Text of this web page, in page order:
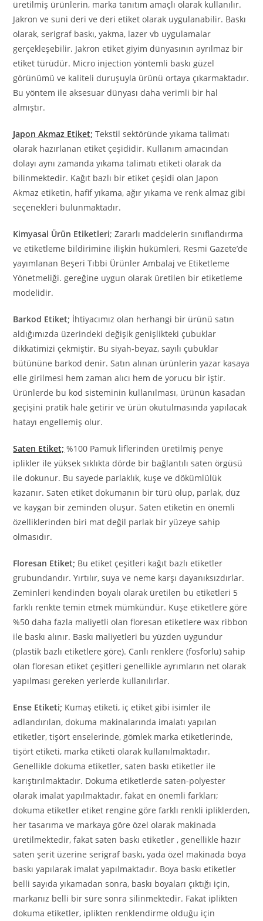
üretilmiş ürünlerin, marka tanıtım amaçlı olarak kullanılır.
Jakron ve suni deri ve deri etiket olarak uygulanabilir. Baskı
olarak, serigraf baskı, yakma, lazer vb uygulamalar
gerçekleşebilir. Jakron etiket giyim dünyasının ayrılmaz bir
etiket türüdür. Micro injection yöntemli baskı güzel
görünümü ve kaliteli duruşuyla ürünü ortaya çıkarmaktadır.
Bu yöntem ile aksesuar dünyası daha verimli bir hal
almıştır.
Japon Akmaz Etiket; Tekstil sektöründe yıkama talimatı
olarak hazırlanan etiket çeşididir. Kullanım amacından
dolayı aynı zamanda yıkama talimatı etiketi olarak da
bilinmektedir. Kağıt bazlı bir etiket çeşidi olan Japon
Akmaz etiketin, hafif yıkama, ağır yıkama ve renk almaz gibi
seçenekleri bulunmaktadır.
Kimyasal Ürün Etiketleri; Zararlı maddelerin sınıflandırma
ve etiketleme bildirimine ilişkin hükümleri, Resmi Gazete’de
yayımlanan Beşeri Tıbbi Ürünler Ambalaj ve Etiketleme
Yönetmeliği. gereğine uygun olarak üretilen bir etiketleme
modelidir.
Barkod Etiket; İhtiyacımız olan herhangi bir ürünü satın
aldığımızda üzerindeki değişik genişlikteki çubuklar
dikkatimizi çekmiştir. Bu siyah-beyaz, sayılı çubuklar
bütününe barkod denir. Satın alınan ürünlerin yazar kasaya
elle girilmesi hem zaman alıcı hem de yorucu bir iştir.
Ürünlerde bu kod sisteminin kullanılması, ürünün kasadan
geçişini pratik hale getirir ve ürün okutulmasında yapılacak
hatayı engellemiş olur.
Saten Etiket; %100 Pamuk liflerinden üretilmiş penye
iplikler ile yüksek sıklıkta dörde bir bağlantılı saten örgüsü
ile dokunur. Bu sayede parlaklık, kuşe ve dökümlülük
kazanır. Saten etiket dokumanın bir türü olup, parlak, düz
ve kaygan bir zeminden oluşur. Saten etiketin en önemli
özelliklerinden biri mat değil parlak bir yüzeye sahip
olmasıdır.
Floresan Etiket; Bu etiket çeşitleri kağıt bazlı etiketler
grubundandır. Yırtılır, suya ve neme karşı dayanıksızdırlar.
Zeminleri kendinden boyalı olarak üretilen bu etiketleri 5
farklı renkte temin etmek mümkündür. Kuşe etiketlere göre
%50 daha fazla maliyetli olan floresan etiketlere wax ribbon
ile baskı alınır. Baskı maliyetleri bu yüzden uygundur
(plastik bazlı etiketlere göre). Canlı renklere (fosforlu) sahip
olan floresan etiket çeşitleri genellikle ayrımların net olarak
yapılması gereken yerlerde kullanılırlar.
Ense Etiketi; Kumaş etiketi, iç etiket gibi isimler ile
adlandırılan, dokuma makinalarında imalatı yapılan
etiketler, tişört enselerinde, gömlek marka etiketlerinde,
tişört etiketi, marka etiketi olarak kullanılmaktadır.
Genellikle dokuma etiketler, saten baskı etiketler ile
karıştırılmaktadır. Dokuma etiketlerde saten-polyester
olarak imalat yapılmaktadır, fakat en önemli farkları;
dokuma etiketler etiket rengine göre farklı renkli ipliklerden,
her tasarıma ve markaya göre özel olarak makinada
üretilmektedir, fakat saten baskı etiketler , genellikle hazır
saten şerit üzerine serigraf baskı, yada özel makinada boya
baskı yapılarak imalat yapılmaktadır. Boya baskı etiketler
belli sayıda yıkamadan sonra, baskı boyaları çıktığı için,
markanız belli bir süre sonra silinmektedir. Fakat iplikten
dokuma etiketler, iplikten renklendirme olduğu için